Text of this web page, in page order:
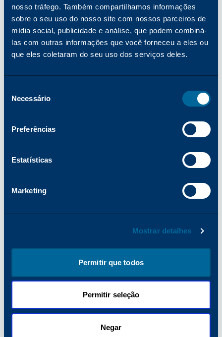
nosso tráfego. Também compartilhamos informações
sobre o seu uso do nosso site com nossos parceiros de
mídia social, publicidade e análise, que podem combiná-
las com outras informações que você forneceu a eles ou
que eles coletaram do seu uso dos serviços deles.
Necessário
Preferências
Estatísticas
Marketing
Mostrar detalhes
Permitir que todos
Permitir seleção
Negar
EMPRESA
A Katun entra em campo: construindo
relações mais fortes com os revendedores
por meio do marketing esportivo
para 2026
O que acontecerá com os dispositivos de
impressão dos escritórios quando a geração
O caminho para o sucesso da impressão:
Padrões de garantia de qualidade para
produtos de toner para impressoras
Leia mais